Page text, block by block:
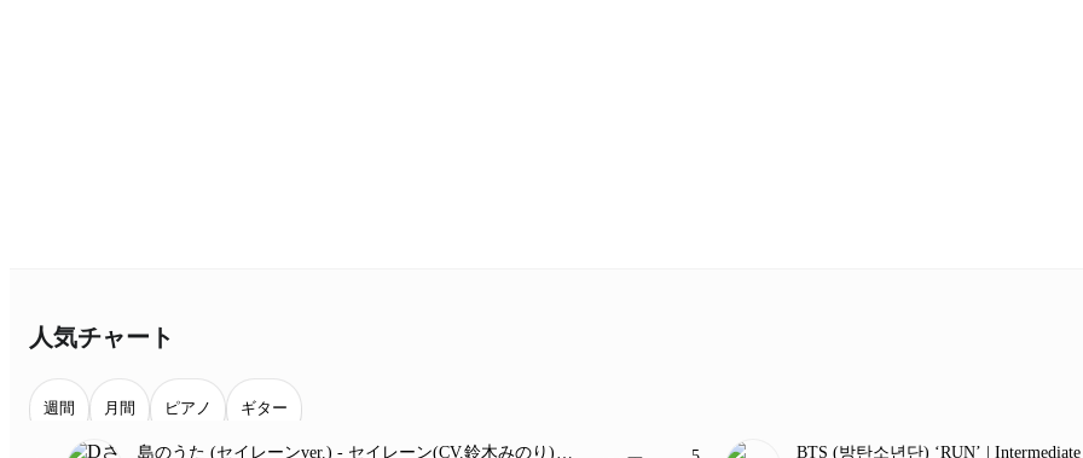
人気チャート
週間 月間 ピアノ ギター
島のうた (セイレーンver.) - セイレーン(CV.鈴木みのり)
BTS (방탄소년단) ‘RUN’ | Intermediate